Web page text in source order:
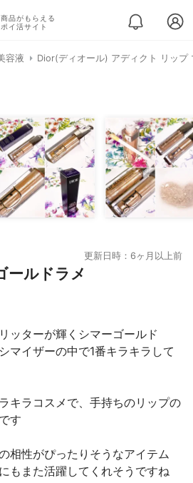
品がもらえる
イ活サイト
容液 Dior(ディオール) アディクト リップ
更新日時：6ヶ月以上前
ールドラメ
ッターが輝くシマーゴールド
マイザーの中で1番キラキラして
キラコスメで、手持ちのリップの
す
相性がぴったりそうなアイテム
もまた活躍してくれそうですね